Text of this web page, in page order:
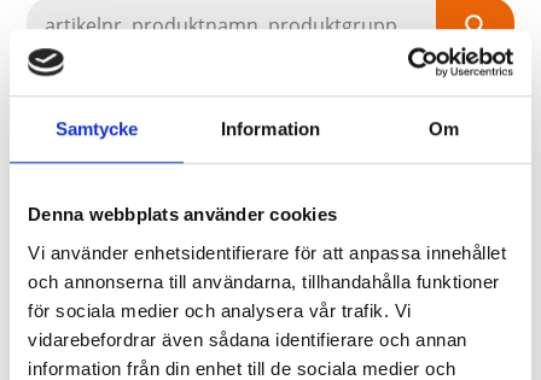
Samtycke Information Om
Denna webbplats använder cookies
Vi använder enhetsidentifierare för att anpassa innehållet
och annonserna till användarna, tillhandahålla funktioner
för sociala medier och analysera vår trafik. Vi
vidarebefordrar även sådana identifierare och annan
information från din enhet till de sociala medier och
Produkter för testning av
infektionssjukdomar
testbehov - med förbättrad känslighet
och tillförlitlighet. Vår expertis inom
immunologi och automation gör oss på
Labex, tillsammans med Bio-Rad, till en
enastående partner för dina serologiska
testbehov.